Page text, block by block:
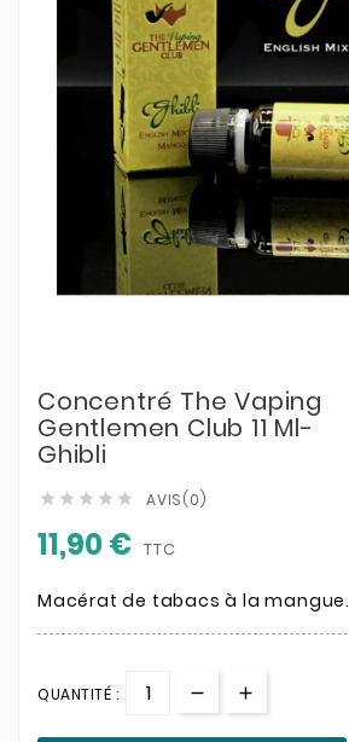
Concentré The Vaping
Gentlemen Club 11 Ml-
Ghibli
     AVIS(0)
11,90 € TTC
Macérat de tabacs à la mangue.
QUANTITÉ :